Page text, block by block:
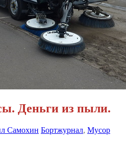
Деньги из пыли.
Самохин Бортжурнал, Мусор